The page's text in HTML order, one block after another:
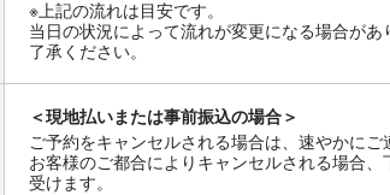
※上記の流れは目安です。
当日の状況によって流れが変更になる場合が
了承ください。
＜現地払いまたは事前振込の場合＞
ご予約をキャンセルされる場合は、速やかにご
お客様のご都合によりキャンセルされる場合
受けます。